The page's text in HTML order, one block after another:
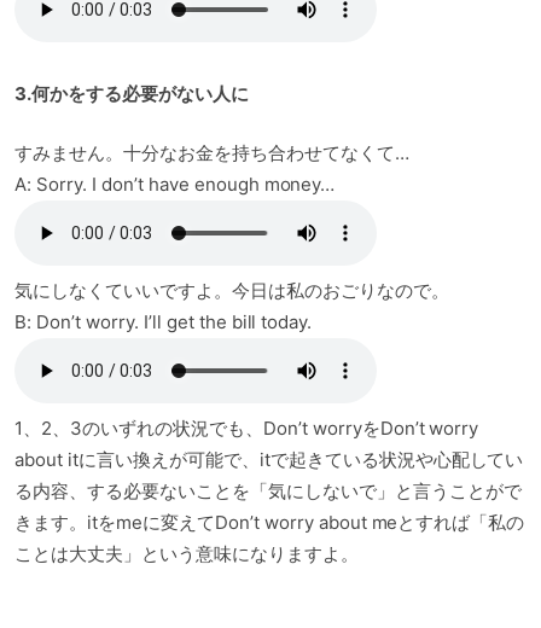
3.何かをする必要がない人に
すみません。十分なお金を持ち合わせてなくて…
A: Sorry. I don’t have enough money…
気にしなくていいですよ。今日は私のおごりなので。
B: Don’t worry. I’ll get the bill today.
1、2、3のいずれの状況でも、Don’t worryをDon’t worry
about itに言い換えが可能で、itで起きている状況や心配してい
る内容、する必要ないことを「気にしないで」と言うことがで
きます。itをmeに変えてDon’t worry about meとすれば「私の
ことは大丈夫」という意味になりますよ。